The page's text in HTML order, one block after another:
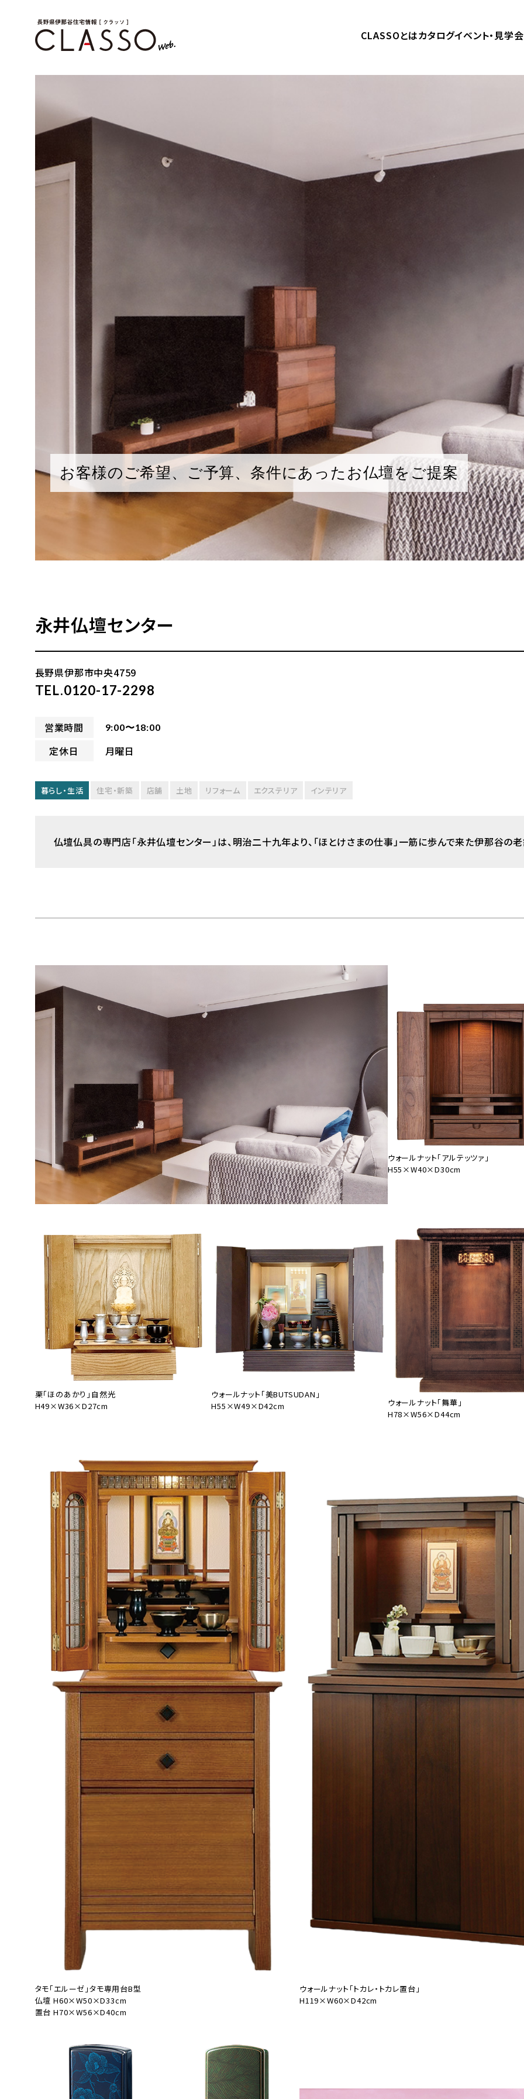
CLASSOとはカタログイベント・見学会
お客様のご希望、ご予算、条件にあったお仏壇をご提案
永井仏壇センター
長野県伊那市中央4759
TEL.0120-17-2298
営業時間 9:00〜18:00
定休日 月曜日
暮らし・生活 住宅・新築 店舗 土地 リフォーム エクステリア インテリア
仏壇仏具の専門店「永井仏壇センター」は、明治二十九年より、「ほとけさまの仕事」一筋に歩んで来た伊那谷の老
ウォールナット「アルテッツァ」
H55×W40×D30cm
栗「ほのあかり」自然光
H49×W36×D27cm
ウォールナット「美BUTSUDAN」
H55×W49×D42cm
ウォールナット「舞華」
H78×W56×D44cm
タモ「エルーゼ」タモ専用台B型
仏壇 H60×W50×D33cm
置台 H70×W56×D40cm
ウォールナット「トカレ・トカレ置台」
H119×W60×D42cm